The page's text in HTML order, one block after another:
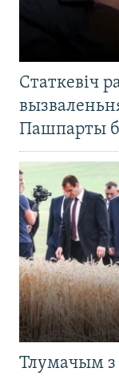
Статкевіч
Пашпарты
Тлумачым з